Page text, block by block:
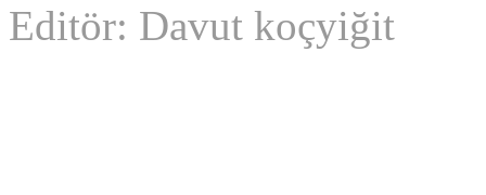
Editör: Davut koçyiğit